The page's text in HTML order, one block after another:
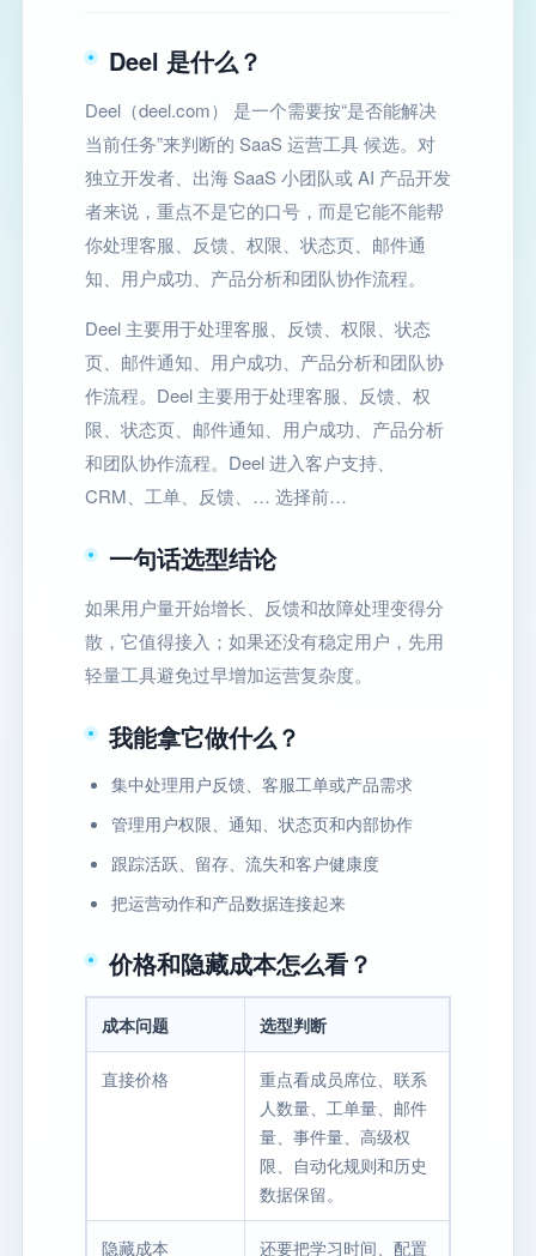
Deel 是什么？
Deel（deel.com） 是一个需要按“是否能解决
当前任务”来判断的 SaaS 运营工具 候选。对
独立开发者、出海 SaaS 小团队或 AI 产品开发
者来说，重点不是它的口号，而是它能不能帮
你处理客服、反馈、权限、状态页、邮件通
知、用户成功、产品分析和团队协作流程。
Deel 主要用于处理客服、反馈、权限、状态
页、邮件通知、用户成功、产品分析和团队协
作流程。Deel 主要用于处理客服、反馈、权
限、状态页、邮件通知、用户成功、产品分析
和团队协作流程。Deel 进入客户支持、
CRM、工单、反馈、… 选择前…
一句话选型结论
如果用户量开始增长、反馈和故障处理变得分
散，它值得接入；如果还没有稳定用户，先用
轻量工具避免过早增加运营复杂度。
我能拿它做什么？
集中处理用户反馈、客服工单或产品需求
管理用户权限、通知、状态页和内部协作
跟踪活跃、留存、流失和客户健康度
把运营动作和产品数据连接起来
价格和隐藏成本怎么看？
成本问题 选型判断
直接价格
重点看成员席位、联系
人数量、工单量、邮件
量、事件量、高级权
限、自动化规则和历史
数据保留。
隐藏成本 还要把学习时间、配置